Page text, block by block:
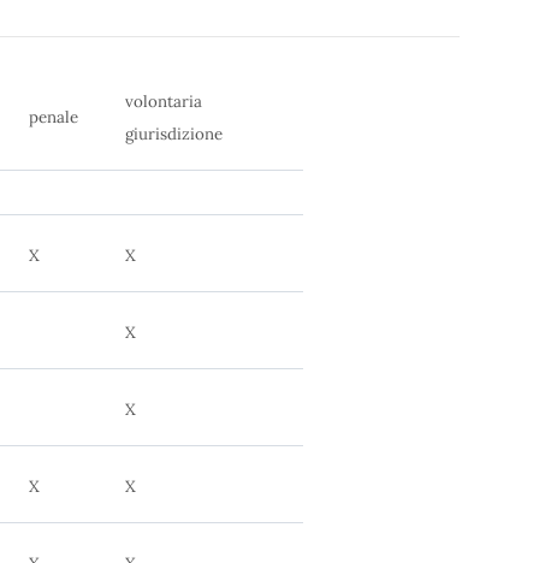
penale
volontaria
giurisdizione
X X
X
X
X X